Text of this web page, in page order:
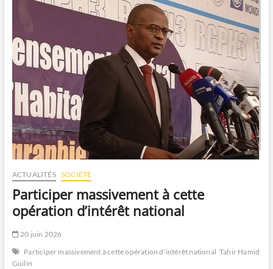
ACTUALITÉS SOCIÉTÉ
Participer massivement à cette
opération d’intérêt national
20 juin 2026
Participer massivement à cette opération d’intérêt national Tahir Hamid
Guilin